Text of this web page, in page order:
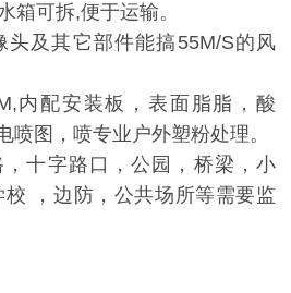
箱可拆,便于运输。
头及其它部件能搞55M/S的风
内配安装板，表面脂脂，酸
喷图，喷专业户外塑粉处理。
十字路口，公园，桥梁，小
，边防，公共场所等需要监